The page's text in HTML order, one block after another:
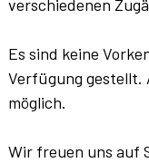
verschiedenen
Es sind keine
Verfügung gestellt.
möglich.
Wir freuen uns auf